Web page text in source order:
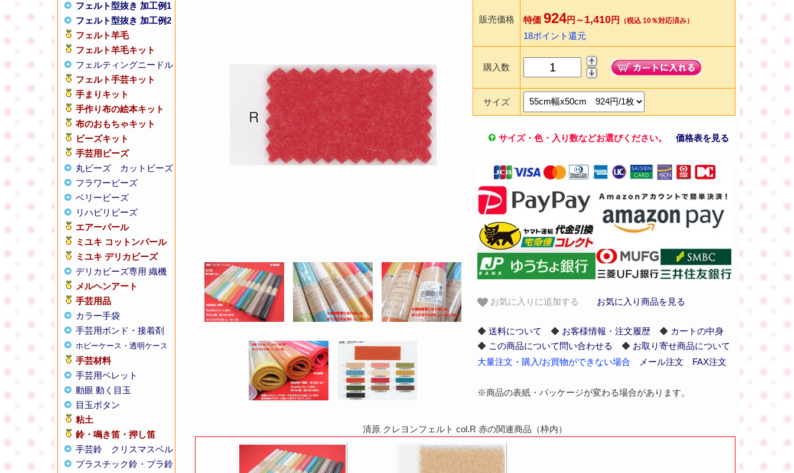
フェルト型抜き 加工例1
フェルト型抜き 加工例2
フェルト羊毛
フェルト羊毛キット
フェルティングニードル
フェルト手芸キット
手まりキット
手作り布の絵本キット
布のおもちゃキット
ビーズキット
手芸用ビーズ
丸ビーズ
カットビーズ
フラワービーズ
ベリービーズ
リハビリビーズ
エアーパール
ミユキ コットンパール
ミユキ デリカビーズ
デリカビーズ専用 織機
メルヘンアート
手芸用品
カラー手袋
手芸用ボンド・接着剤
ホビーケース・透明ケース
手芸材料
手芸用ペレット
動眼 動く目玉
目玉ボタン
粘土
鈴・鳴き笛・押し笛
手芸鈴
クリスマスベル
プラスチック鈴・プラ鈴
販売価格 特価 924円～1,410円 （税込 10％対応済み）
18ポイント還元
購入数
サイズ
サイズ・色・入り数などお選びください。 価格表を見る
お気に入りに追加する お気に入り商品を見る
◆ 送料について ◆ お客様情報・注文履歴◆ カートの中身
◆ この商品について問い合わせる ◆ お取り寄せ商品について
大量注文・購入/お買物ができない場合
メール注文 FAX注文
※商品の表紙・パッケージが変わる場合があります。
清原 クレヨンフェルト col.R 赤の関連商品（枠内）